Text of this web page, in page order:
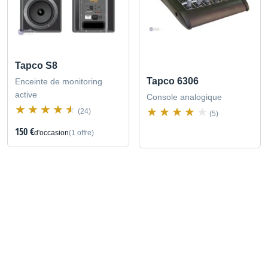
Tapco S8
Enceinte de monitoring
active
(24)
150 €d'occasion(1 offre)
Tapco 6306
Console analogique
(5)